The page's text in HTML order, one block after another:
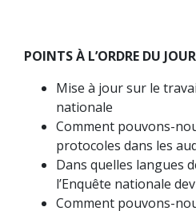
POINTS À L’ORDRE DU JOUR
Mise à jour sur le
nationale
Comment pouvons-
protocoles dans les
Dans quelles langues
l’Enquête nationale
Comment pouvons-